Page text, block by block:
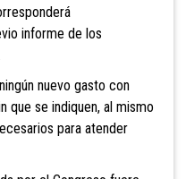
informe de los
nuevo gasto con
que se indiquen, al mismo
para atender